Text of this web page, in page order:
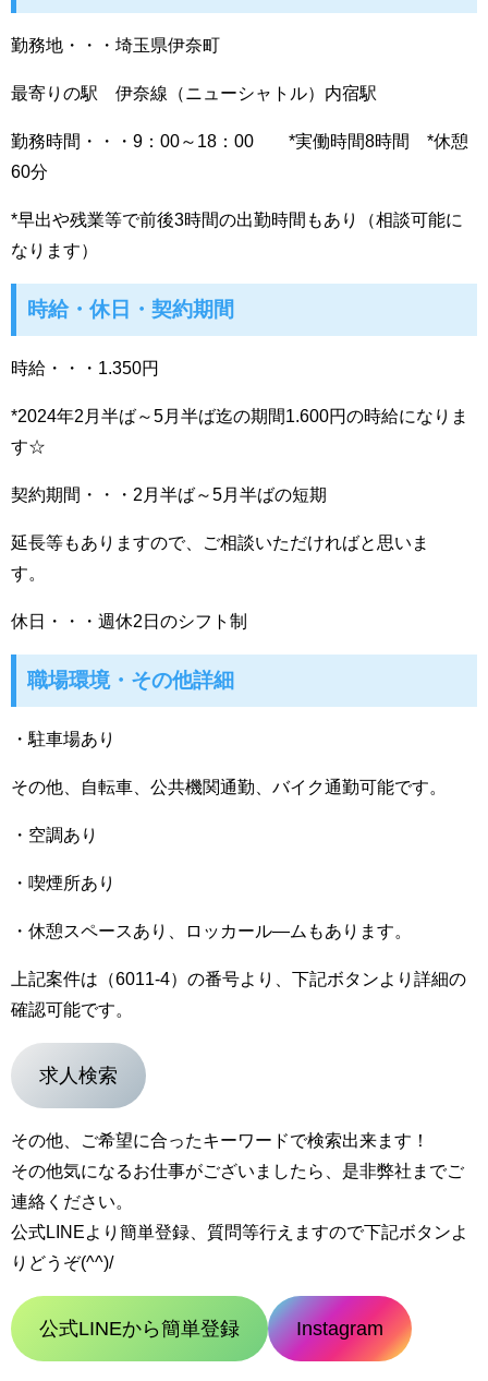
勤務地・・・埼玉県伊奈町
最寄りの駅 伊奈線（ニューシャトル）内宿駅
勤務時間・・・9：00～18：00 *実働時間8時間 *休憩
60分
*早出や残業等で前後3時間の出勤時間もあり（相談可能に
なります）
時給・休日・契約期間
時給・・・1.350円
*2024年2月半ば～5月半ば迄の期間1.600円の時給になりま
す☆
契約期間・・・2月半ば～5月半ばの短期
延長等もありますので、ご相談いただければと思いま
す。
休日・・・週休2日のシフト制
職場環境・その他詳細
・駐車場あり
その他、自転車、公共機関通勤、バイク通勤可能です。
・空調あり
・喫煙所あり
・休憩スペースあり、ロッカール―ムもあります。
上記案件は（6011-4）の番号より、下記ボタンより詳細の
確認可能です。
求人検索
その他、ご希望に合ったキーワードで検索出来ます！
その他気になるお仕事がございましたら、是非弊社までご
連絡ください。
公式LINEより簡単登録、質問等行えますので下記ボタンよ
りどうぞ(^^)/
公式LINEから簡単登録 Instagram